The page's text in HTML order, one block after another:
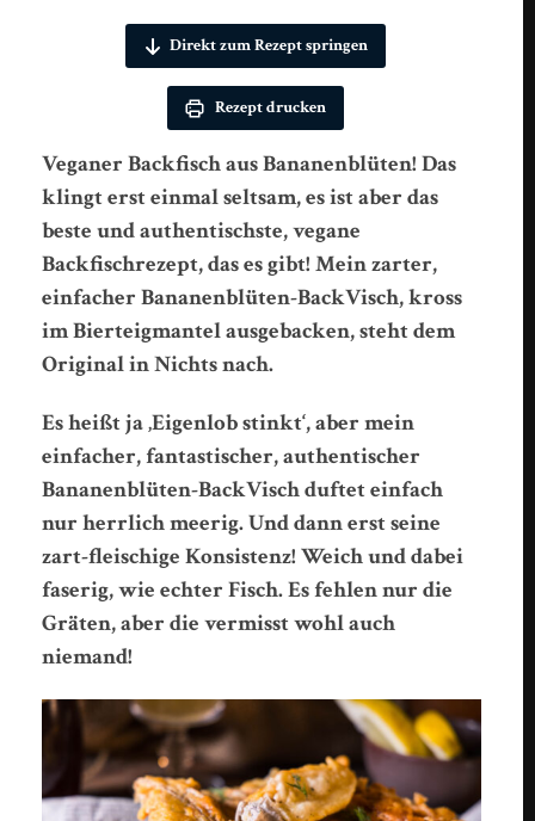
Direkt zum Rezept springen
Rezept drucken
Veganer Backfisch aus Bananenblüten! Das
klingt erst einmal seltsam, es ist aber das
beste und authentischste, vegane
Backfischrezept, das es gibt! Mein zarter,
einfacher Bananenblüten-BackVisch, kross
im Bierteigmantel ausgebacken, steht dem
Original in Nichts nach.
Es heißt ja ‚Eigenlob stinkt‘, aber mein
einfacher, fantastischer, authentischer
Bananenblüten-BackVisch duftet einfach
nur herrlich meerig. Und dann erst seine
zart-fleischige Konsistenz! Weich und dabei
faserig, wie echter Fisch. Es fehlen nur die
Gräten, aber die vermisst wohl auch
niemand!